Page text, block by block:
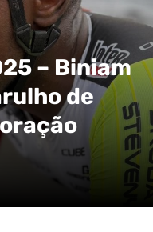
– Biniam
de